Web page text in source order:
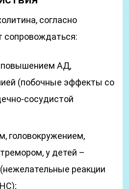
согласно
сопровождаться:
повышением АД,
(побочные эффекты со
сосудистой
головокружением,
у детей –
реакции